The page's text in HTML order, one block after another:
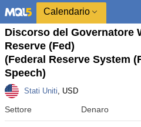
Calendario
Discorso del Governatore
Reserve (Fed)
(Federal Reserve System
Speech)
Stati Uniti, USD
Settore Denaro